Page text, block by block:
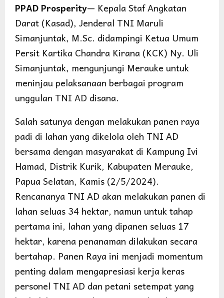
PPAD Prosperity— Kepala Staf Angkatan
Darat (Kasad), Jenderal TNI Maruli
Simanjuntak, M.Sc. didampingi Ketua Umum
Persit Kartika Chandra Kirana (KCK) Ny. Uli
Simanjuntak, mengunjungi Merauke untuk
meninjau pelaksanaan berbagai program
unggulan TNI AD disana.
Salah satunya dengan melakukan panen raya
padi di lahan yang dikelola oleh TNI AD
bersama dengan masyarakat di Kampung Ivi
Hamad, Distrik Kurik, Kabupaten Merauke,
Papua Selatan, Kamis (2/5/2024).
Rencananya TNI AD akan melakukan panen di
lahan seluas 34 hektar, namun untuk tahap
pertama ini, lahan yang dipanen seluas 17
hektar, karena penanaman dilakukan secara
bertahap. Panen Raya ini menjadi momentum
penting dalam mengapresiasi kerja keras
personel TNI AD dan petani setempat yang